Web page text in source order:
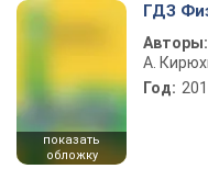
показать
обложку
ГДЗ
Авторы:
А.
Год: